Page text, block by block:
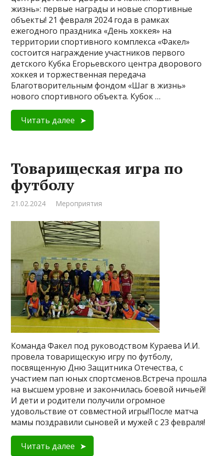
жизнь»: первые награды и новые спортивные
объекты! 21 февраля 2024 года в рамках
ежегодного праздника «День хоккея» на
территории спортивного комплекса «Факел»
состоится награждение участников первого
детского Кубка Егорьевского центра дворового
хоккея и торжественная передача
Благотворительным фондом «Шаг в жизнь»
нового спортивного объекта. Кубок …
Читать далее
Товарищеская игра по
футболу
21.02.2024 Мероприятия
Команда Факел под руководством Кураева И.И.
провела товарищескую игру по футболу,
посвященную Дню Защитника Отечества, с
участием пап юных спортсменов.Встреча прошла
на высшем уровне и закончилась боевой ничьей!
И дети и родители получили огромное
удовольствие от совместной игры!После матча
мамы поздравили сыновей и мужей с 23 февраля!
Читать далее